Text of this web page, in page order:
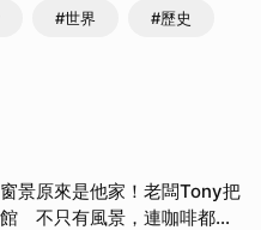
#世界 #歷史
景原來是他家！老闆Tony把
不只有風景，連咖啡都好